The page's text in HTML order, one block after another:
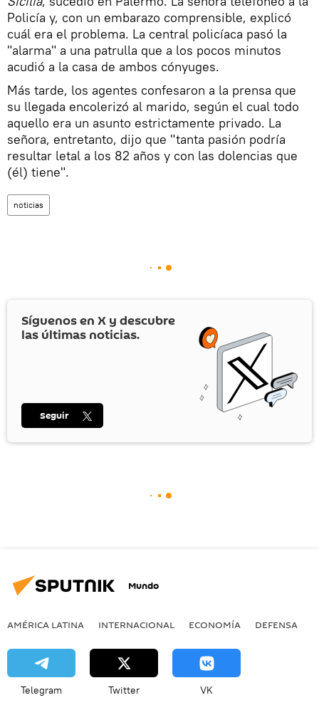
Policía y, con un embarazo comprensible, explicó
cuál era el problema. La central policíaca pasó la
"alarma" a una patrulla que a los pocos minutos
acudió a la casa de ambos cónyuges.
Más tarde, los agentes confesaron a la prensa que
su llegada encolerizó al marido, según el cual todo
aquello era un asunto estrictamente privado. La
señora, entretanto, dijo que "tanta pasión podría
resultar letal a los 82 años y con las dolencias que
(él) tiene".
noticias
Síguenos en X y descubre
las últimas noticias.
Seguir
Mundo
AMÉRICA LATINA INTERNACIONAL ECONOMÍA DEFENSA
Telegram Twitter VK